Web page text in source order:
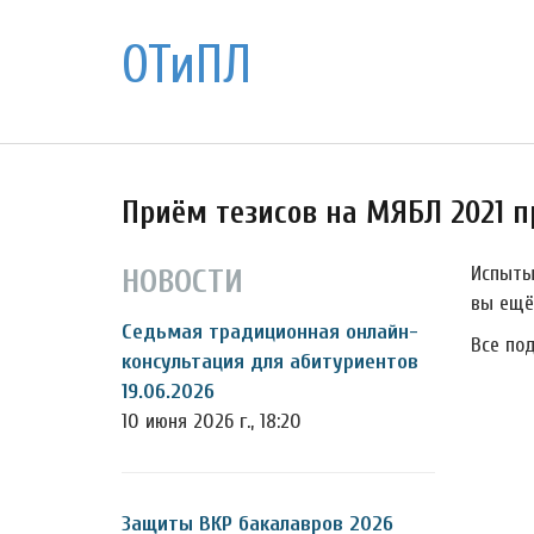
ОТиПЛ
Приём тезисов на МЯБЛ 2021
НОВОСТИ
Седьмая традиционная онлайн-
консультация для абитуриентов
19.06.2026
10 июня 2026 г., 18:20
Защиты ВКР бакалавров 2026
вы ещё
Все